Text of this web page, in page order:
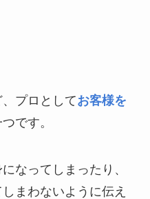
プロとしてお客様を
です。
なってしまったり、
まわないように伝え